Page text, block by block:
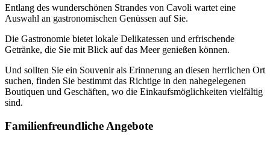
Entlang des wunderschönen Strandes von Cavoli wartet eine
Auswahl an gastronomischen Genüssen auf Sie.
Die Gastronomie bietet lokale Delikatessen und erfrischende
Getränke, die Sie mit Blick auf das Meer genießen können.
Und sollten Sie ein Souvenir als Erinnerung an diesen herrlichen Ort
suchen, finden Sie bestimmt das Richtige in den nahegelegenen
Boutiquen und Geschäften, wo die Einkaufsmöglichkeiten vielfältig
sind.
Familienfreundliche Angebote